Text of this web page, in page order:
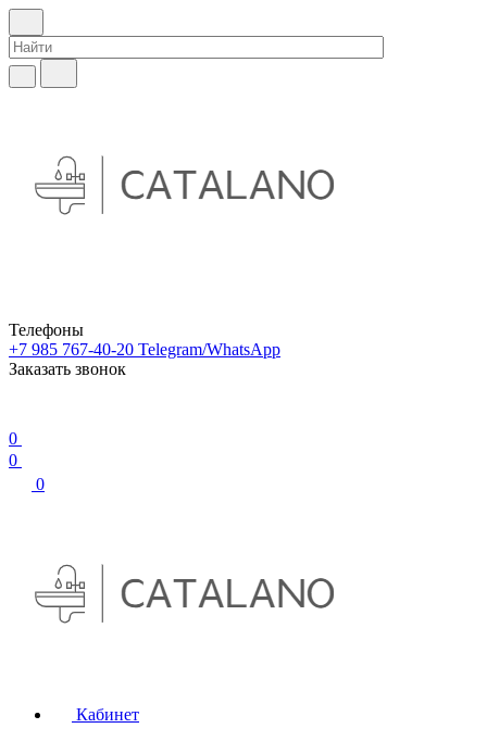
Телефоны
+7 985 767-40-20 Telegram/WhatsApp
Заказать звонок
0
0
0
Кабинет